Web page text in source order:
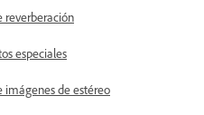
reverberación
especiales
imágenes de estéreo